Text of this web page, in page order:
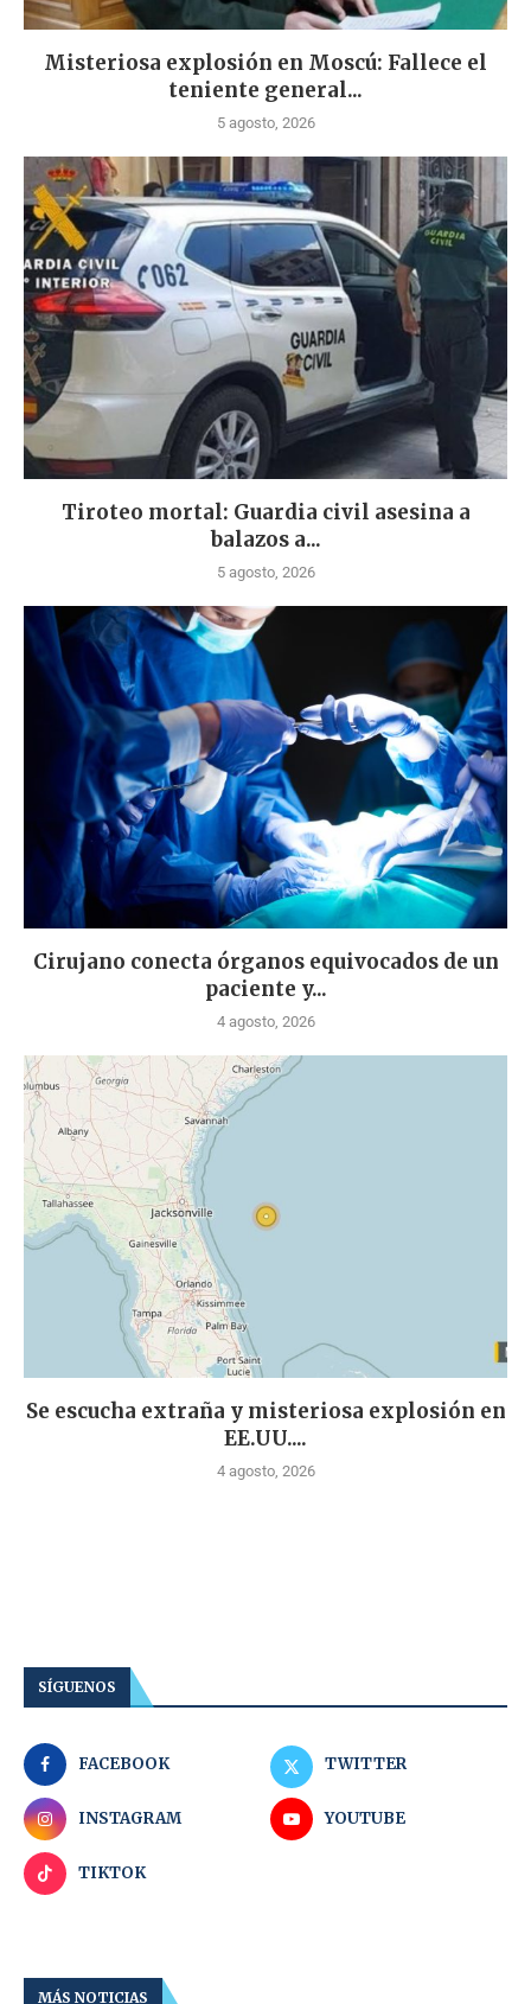
Misteriosa explosión en Moscú: Fallece el
teniente general...
5 agosto, 2026
Tiroteo mortal: Guardia civil asesina a
balazos a...
5 agosto, 2026
Cirujano conecta órganos equivocados de un
paciente y...
4 agosto, 2026
Se escucha extraña y misteriosa explosión en
EE.UU....
4 agosto, 2026
SÍGUENOS
FACEBOOK TWITTER
INSTAGRAM YOUTUBE
TIKTOK
MÁS NOTICIAS